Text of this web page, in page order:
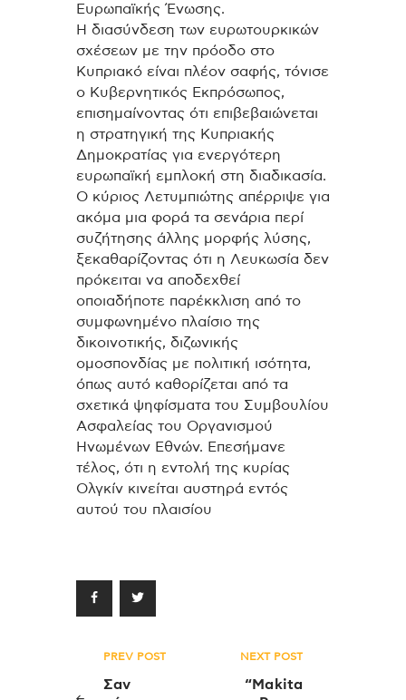
Ευρωπαϊκής Ένωσης.
Η διασύνδεση των ευρωτουρκικών
σχέσεων με την πρόοδο στο
Κυπριακό είναι πλέον σαφής, τόνισε
ο Κυβερνητικός Εκπρόσωπος,
επισημαίνοντας ότι επιβεβαιώνεται
η στρατηγική της Κυπριακής
Δημοκρατίας για ενεργότερη
ευρωπαϊκή εμπλοκή στη διαδικασία.
Ο κύριος Λετυμπιώτης απέρριψε για
ακόμα μια φορά τα σενάρια περί
συζήτησης άλλης μορφής λύσης,
ξεκαθαρίζοντας ότι η Λευκωσία δεν
πρόκειται να αποδεχθεί
οποιαδήποτε παρέκκλιση από το
συμφωνημένο πλαίσιο της
δικοινοτικής, διζωνικής
ομοσπονδίας με πολιτική ισότητα,
όπως αυτό καθορίζεται από τα
σχετικά ψηφίσματα του Συμβουλίου
Ασφαλείας του Οργανισμού
Ηνωμένων Εθνών. Επεσήμανε
τέλος, ότι η εντολή της κυρίας
Ολγκίν κινείται αυστηρά εντός
αυτού του πλαισίου
Πλοήγηση
άρθρων
PREV POST
Σαν
NEXT POST
“Makita